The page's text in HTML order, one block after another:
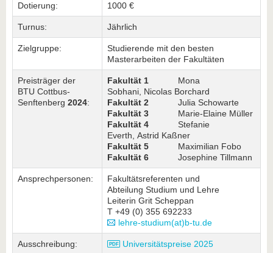
Dotierung: 1000 €
Turnus: Jährlich
Zielgruppe:
Studierende mit den besten
Masterarbeiten der Fakultäten
Preisträger der
BTU Cottbus-
Senftenberg 2024:
Fakultät 1 Mona
Sobhani, Nicolas Borchard
Fakultät 2 Julia Schowarte
Fakultät 3
Marie-Elaine Müller
Fakultät 4 Stefanie
Everth, Astrid Kaßner
Fakultät 5
Maximilian Fobo
Fakultät 6
Josephine Tillmann
Ansprechpersonen:
Fakultätsreferenten und
Abteilung Studium und Lehre
Leiterin Grit Scheppan
T +49 (0) 355 692233
lehre-studium(at)b-tu.de
Ausschreibung: Universitätspreise 2025